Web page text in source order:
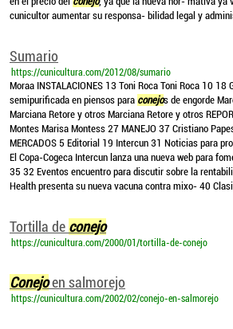
cunicultor aumentar su responsa- bilidad legal y
Sumario
https://cunicultura.com/2012/08/sumario
Moraa INSTALACIONES 13 Toni Roca Toni Roca 10 18
semipurificada en piensos para conejos de engorde
Marciana Retore y otros Marciana Retore y otros
Montes Marisa Montess 27 MANEJO 37 Cristiano
MERCADOS 5 Editorial 19 Intercun 31 Noticias para
El Copa-Cogeca Intercun lanza una nueva web para
35 32 Eventos encuentro para discutir sobre la
Health presenta su nueva vacuna contra mixo- 40
Tortilla de conejo
https://cunicultura.com/2000/01/tortilla-de-conejo
Conejoen salmorejo
https://cunicultura.com/2002/02/conejo-en-salmorejo